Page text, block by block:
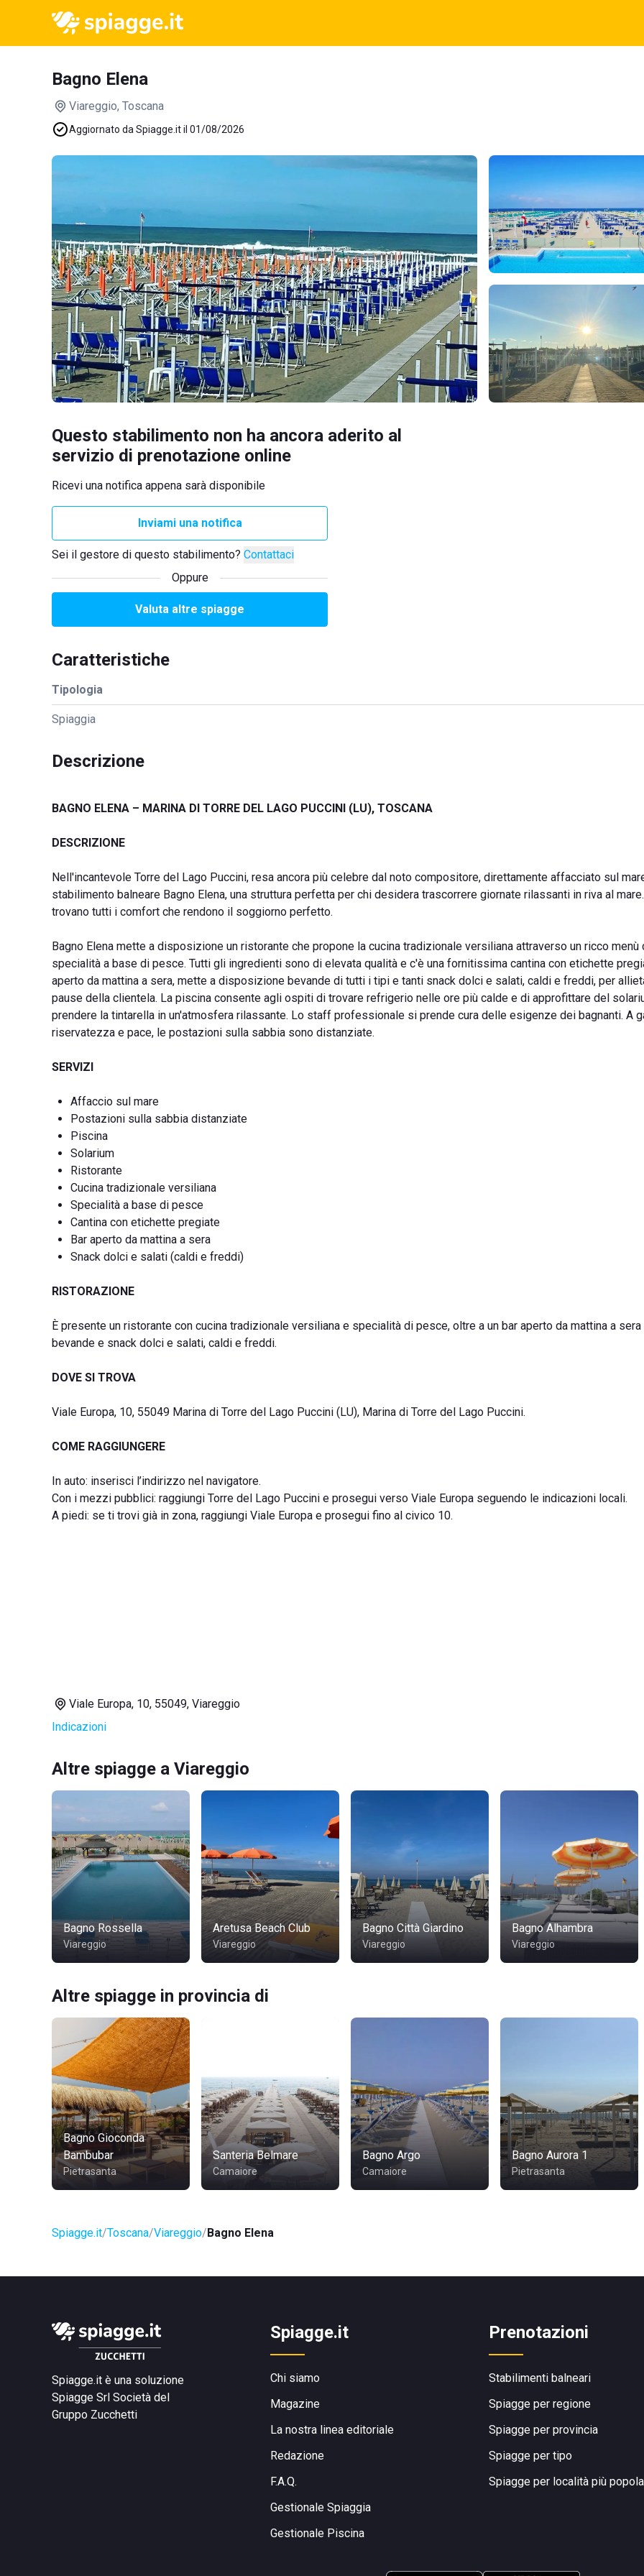
Bagno Elena
Viareggio, Toscana
Aggiornato da Spiagge.it il 01/08/2026
Questo stabilimento non ha ancora aderito al
servizio di prenotazione online
Ricevi una notifica appena sarà disponibile
Inviami una notifica
Sei il gestore di questo stabilimento? Contattaci
Oppure
Valuta altre spiagge
Caratteristiche
Tipologia
Spiaggia
Descrizione
BAGNO ELENA – MARINA DI TORRE DEL LAGO PUCCINI (LU), TOSCANA
DESCRIZIONE
Nell'incantevole Torre del Lago Puccini, resa ancora più celebre dal noto compositore, direttamente affacciato sul
stabilimento balneare Bagno Elena, una struttura perfetta per chi desidera trascorrere giornate rilassanti in riva al
trovano tutti i comfort che rendono il soggiorno perfetto.
Bagno Elena mette a disposizione un ristorante che propone la cucina tradizionale versiliana attraverso un ricco menù
specialità a base di pesce. Tutti gli ingredienti sono di elevata qualità e c'è una fornitissima cantina con etichette
aperto da mattina a sera, mette a disposizione bevande di tutti i tipi e tanti snack dolci e salati, caldi e freddi, per
pause della clientela. La piscina consente agli ospiti di trovare refrigerio nelle ore più calde e di approfittare del
prendere la tintarella in un'atmosfera rilassante. Lo staff professionale si prende cura delle esigenze dei bagnanti. A
riservatezza e pace, le postazioni sulla sabbia sono distanziate.
SERVIZI
Affaccio sul mare
Postazioni sulla sabbia distanziate
Piscina
Solarium
Ristorante
Cucina tradizionale versiliana
Specialità a base di pesce
Cantina con etichette pregiate
Bar aperto da mattina a sera
Snack dolci e salati (caldi e freddi)
RISTORAZIONE
È presente un ristorante con cucina tradizionale versiliana e specialità di pesce, oltre a un bar aperto da mattina a sera
bevande e snack dolci e salati, caldi e freddi.
DOVE SI TROVA
Viale Europa, 10, 55049 Marina di Torre del Lago Puccini (LU), Marina di Torre del Lago Puccini.
COME RAGGIUNGERE
In auto: inserisci l’indirizzo nel navigatore.
Con i mezzi pubblici: raggiungi Torre del Lago Puccini e prosegui verso Viale Europa seguendo le indicazioni locali.
A piedi: se ti trovi già in zona, raggiungi Viale Europa e prosegui fino al civico 10.
Viale Europa, 10, 55049, Viareggio
Indicazioni
Altre spiagge a Viareggio
Bagno Rossella
Viareggio
Aretusa Beach Club
Viareggio
Bagno Città Giardino
Viareggio
Bagno Alhambra
Viareggio
Altre spiagge in provincia di
Bagno Gioconda
Bambubar
Pietrasanta
Santeria Belmare
Camaiore
Bagno Argo
Camaiore
Bagno Aurora 1
Pietrasanta
Spiagge.it Toscana Viareggio Bagno Elena
Spiagge.it è una soluzione
Spiagge Srl Società del
Gruppo Zucchetti
Spiagge.it
Chi siamo
Magazine
La nostra linea editoriale
Redazione
F.A.Q.
Gestionale Spiaggia
Gestionale Piscina
Prenotazioni
Stabilimenti balneari
Spiagge per regione
Spiagge per provincia
Spiagge per tipo
Spiagge per località più